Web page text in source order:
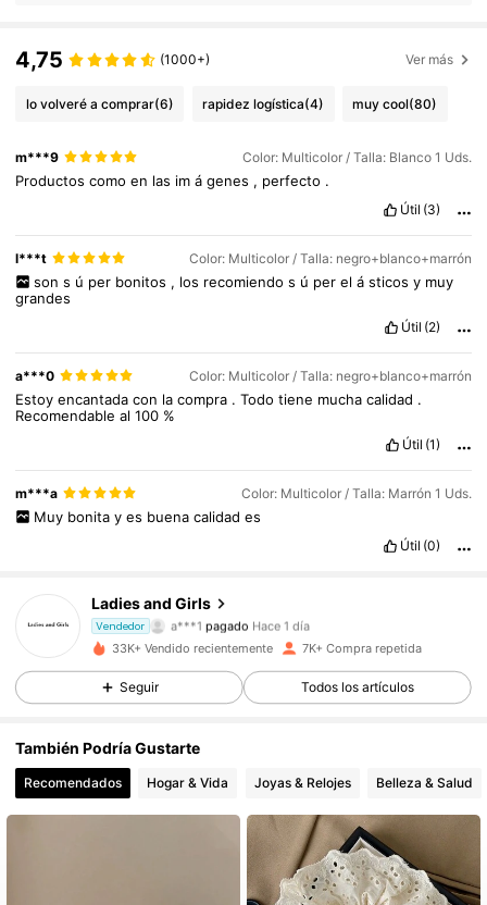
4,75 (1000+) Ver más
lo volveré a comprar(6) rapidez logística(4) muy cool(80)
m***9 Color: Multicolor / Talla: Blanco 1 Uds.
Productoscomoen las imágenes , perfecto .
Útil (3)
l***t Color: Multicolor / Talla: negro+blanco+marrón
son s ú per bonitos , los recomiendo s ú per el á sticos y muy
grandes
Útil (2)
a***0 Color: Multicolor / Talla: negro+blanco+marrón
Estoyencantadacon lacompra .Todotiene muchacalidad .
Recomendableal100 %
Útil (1)
m***a Color: Multicolor / Talla: Marrón 1 Uds.
Muy bonita y es buena calidad es
Útil (0)
Ladies and Girls
Vendedor
4,83
760 Seguidores
a***1 pagado Hace 1 día
760 Seguidores
760 Seguidores
33K+ Vendido recientemente 7K+ Compra repetida
Seguir Todos los artículos
También Podría Gustarte
Recomendados Hogar & Vida Joyas & Relojes Belleza & Salud